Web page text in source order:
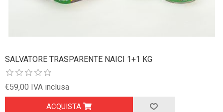
SALVATORE TRASPARENTE NAICI 1+1 KG
€59,00 IVA inclusa
ACQUISTA